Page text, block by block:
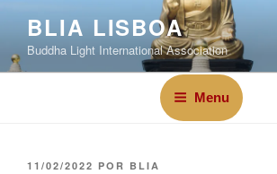
BLIA LISBOA
Buddha Light International Association
Menu
11/02/2022 POR BLIA